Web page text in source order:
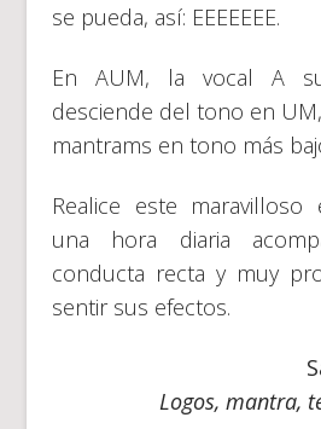
se pueda, así: EEEEEEE.
En AUM, la vocal A
desciende del tono en
mantrams en tono más
Realice este maravilloso
una hora diaria
conducta recta y muy
sentir sus efectos.
Logos, mantra,